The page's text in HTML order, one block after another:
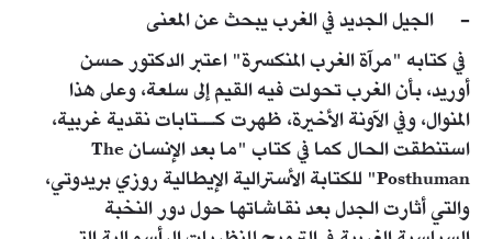
- الجيل الجديد في الغرب يبحث عن المعنى
في كتابه "مرآة الغرب المنكسرة" اعتبر الدكتور حسن
أوريد، بأن الغرب تحولت فيه القيم إلى سلعة، وعلى هذا
المنوال، وفي الآونة الأخيرة، ظهرت كــتابات نقدية غربية،
استنطقت الحال كما في كتاب "ما بعد الإنسان The
Posthuman" للكتابة الأسترالية الإيطالية روزي بريدوتي،
والتي أثارت الجدل بعد نقاشاتها حول دور النخبة